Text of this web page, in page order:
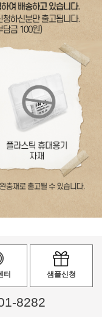
터 샘플신청
8282